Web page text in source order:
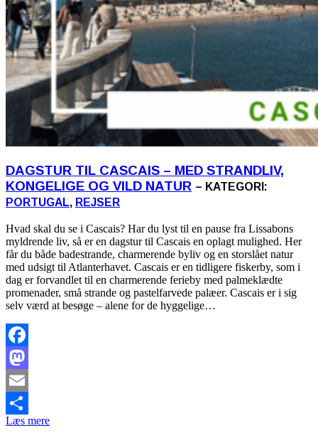
DAGSTUR TIL CASCAIS – MED STRANDLIV,
KONGELIGE OG VILD NATUR – KATEGORI:
PORTUGAL, REJSER
Hvad skal du se i Cascais? Har du lyst til en pause fra Lissabons
myldrende liv, så er en dagstur til Cascais en oplagt mulighed. Her
får du både badestrande, charmerende byliv og en storslået natur
med udsigt til Atlanterhavet. Cascais er en tidligere fiskerby, som i
dag er forvandlet til en charmerende ferieby med palmeklædte
promenader, små strande og pastelfarvede palæer. Cascais er i sig
selv værd at besøge – alene for de hyggelige…
Facebook
Mastodon
Email
Share
Læs mere